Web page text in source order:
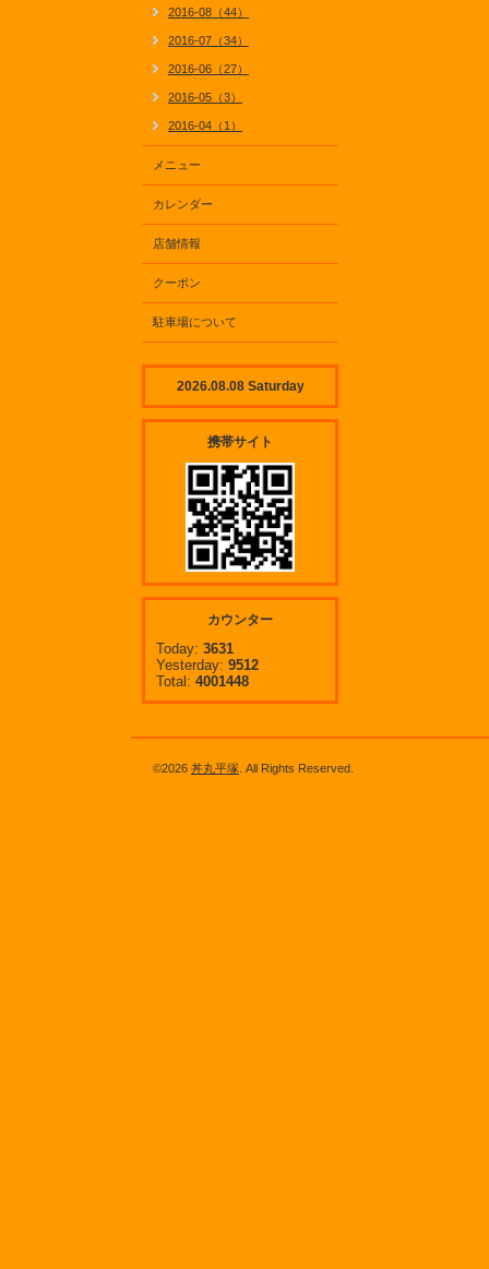
2016-08（44）
2016-07（34）
2016-06（27）
2016-05（3）
2016-04（1）
メニュー
カレンダー
店舗情報
クーポン
駐車場について
2026.08.08 Saturday
携帯サイト
カウンター
Today: 3631
Yesterday: 9512
Total: 4001448
©2026 丼丸平塚 . All Rights Reserved.